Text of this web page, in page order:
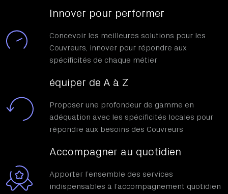
Innover pour performer
Concevoir les meilleures solutions pour les
Couvreurs, innover pour répondre aux
spécificités de chaque métier
équiper de A à Z
Proposer une profondeur de gamme en
adéquation avec les spécificités locales pour
répondre aux besoins des Couvreurs
Accompagner au quotidien
Apporter l’ensemble des services
indispensables à l’accompagnement quotidien